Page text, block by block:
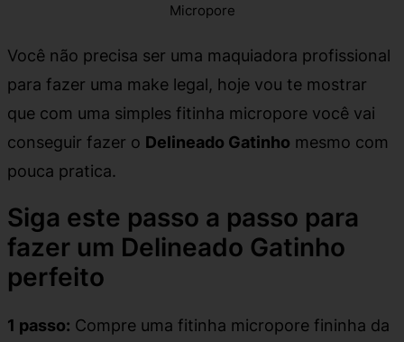
Micropore
Você não precisa ser uma maquiadora profissional
para fazer uma make legal, hoje vou te mostrar
que com uma simples fitinha micropore você vai
conseguir fazer o Delineado Gatinho mesmo com
pouca pratica.
Siga este passo a passo para
fazer um Delineado Gatinho
perfeito
1 passo: Compre uma fitinha micropore fininha da